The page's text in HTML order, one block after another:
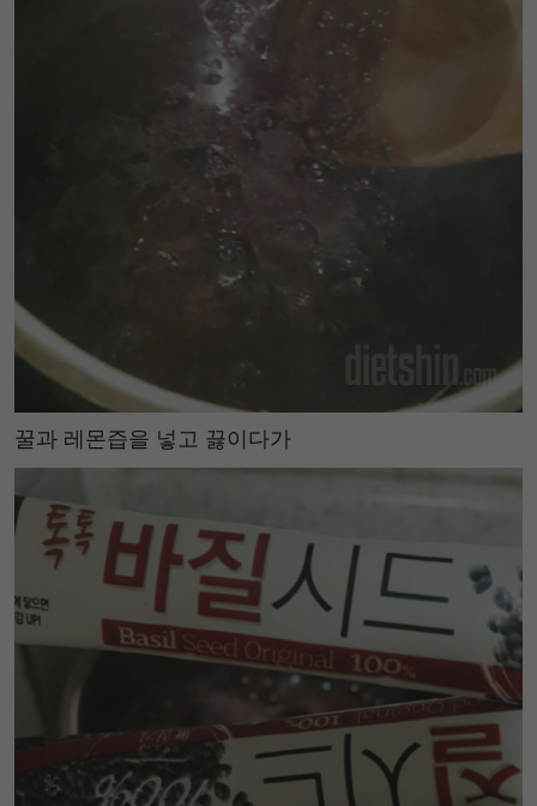
꿀과 레몬즙을 넣고 끓이다가